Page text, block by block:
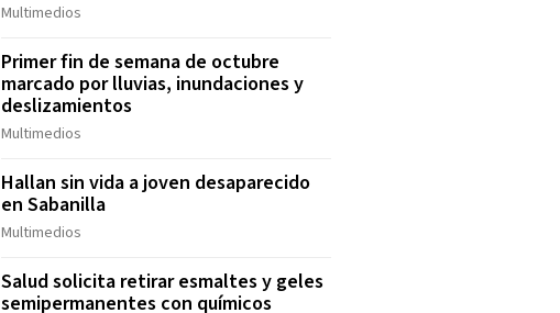
Multimedios
Primer fin de semana de octubre
marcado por lluvias, inundaciones y
deslizamientos
Multimedios
Hallan sin vida a joven desaparecido
en Sabanilla
Multimedios
Salud solicita retirar esmaltes y geles
semipermanentes con químicos